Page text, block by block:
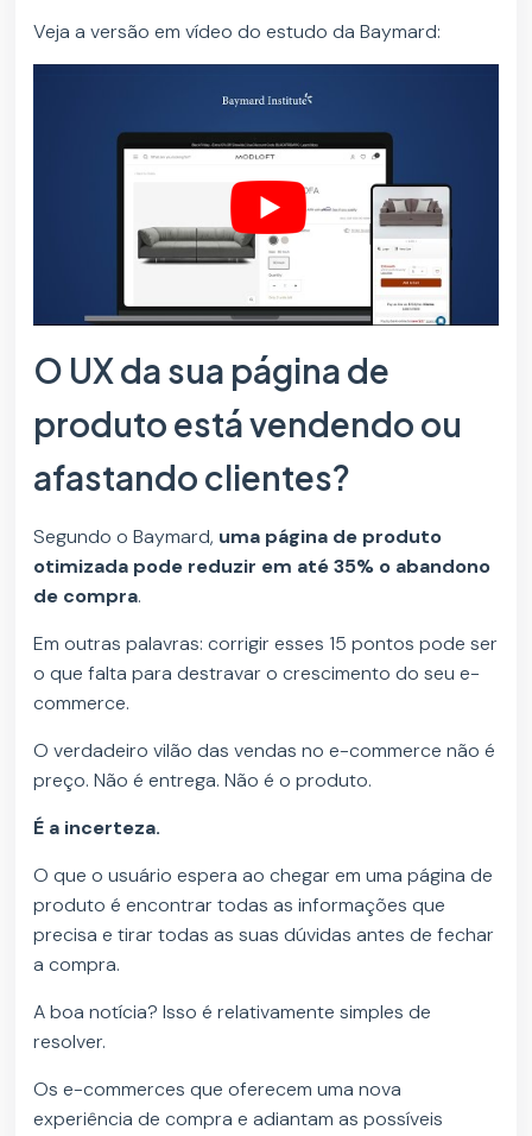
Veja a versão em vídeo do estudo da Baymard:
O UX da sua página de
produto está vendendo ou
afastando clientes?
Segundo o Baymard, uma página de produto
otimizada pode reduzir em até 35% o abandono
de compra.
Em outras palavras: corrigir esses 15 pontos pode ser
o que falta para destravar o crescimento do seu e-
commerce.
O verdadeiro vilão das vendas no e-commerce não é
preço. Não é entrega. Não é o produto.
É a incerteza.
O que o usuário espera ao chegar em uma página de
produto é encontrar todas as informações que
precisa e tirar todas as suas dúvidas antes de fechar
a compra.
A boa notícia? Isso é relativamente simples de
resolver.
Os e-commerces que oferecem uma nova
experiência de compra e adiantam as possíveis